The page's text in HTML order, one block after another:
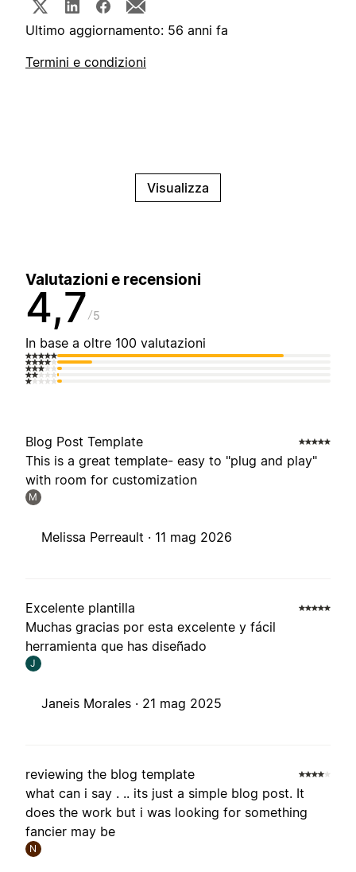
Ultimo aggiornamento: 56 anni fa
Termini e condizioni
Visualizza
Valutazioni e recensioni
4,7 5
In base a oltre 100 valutazioni
Blog Post Template
This is a great template- easy to "plug and play"
with room for customization
M
Melissa Perreault · 11 mag 2026
Excelente plantilla
Muchas gracias por esta excelente y fácil
herramienta que has diseñado
J
Janeis Morales · 21 mag 2025
reviewing the blog template
what can i say . .. its just a simple blog post. It
does the work but i was looking for something
fancier may be
N